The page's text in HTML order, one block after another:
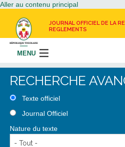
Aller au contenu principal
JOURNAL OFFICIEL DE LA
REGLEMENTS
MENU
LE JOURNAL OFFICIEL
RECEVOIR LE JOURNAL OFFICIEL
NOUS CONTACTER
RECHERCHE
Texte officiel
Journal Officiel
Nature du texte